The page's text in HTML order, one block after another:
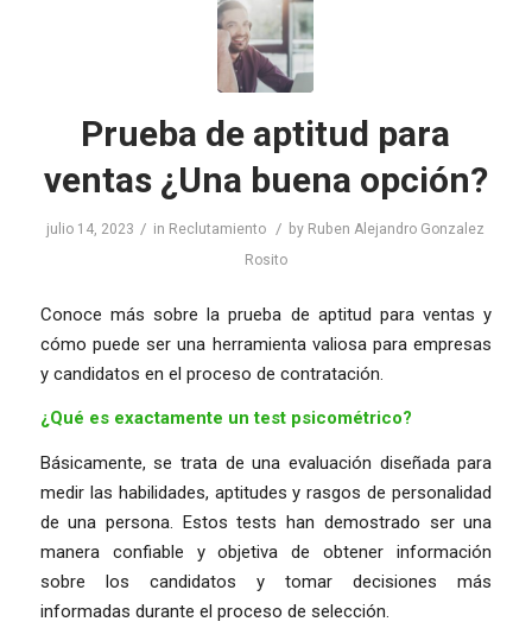
Prueba de aptitud para
ventas ¿Una buena opción?
julio 14, 2023 / in Reclutamiento / by Ruben Alejandro Gonzalez
Rosito
Conoce más sobre la prueba de aptitud para ventas y
cómo puede ser una herramienta valiosa para empresas
y candidatos en el proceso de contratación.
¿Qué es exactamente un test psicométrico?
Básicamente, se trata de una evaluación diseñada para
medir las habilidades, aptitudes y rasgos de personalidad
de una persona. Estos tests han demostrado ser una
manera confiable y objetiva de obtener información
sobre los candidatos y tomar decisiones más
informadas durante el proceso de selección.